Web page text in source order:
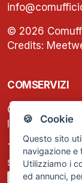
🍪 Cookie
Questo sito
navigazione e
Utilizziamo i
ed annunci,
© 2026
Credits:
COMSERVIZI
C.F. e P.IVA:
Iscrizione REA
Tel. +39 02
Privacy Policy